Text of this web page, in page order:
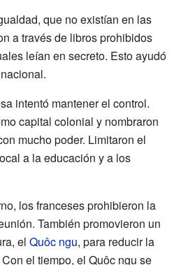
que no existían en las
a través de libros prohibidos
leían en secreto. Esto ayudó
intentó mantener el control.
capital colonial y nombraron
mucho poder. Limitaron el
a la educación y a los
los franceses prohibieron la
También promovieron un
el Quôc ngu, para reducir la
el tiempo, el Quôc ngu se